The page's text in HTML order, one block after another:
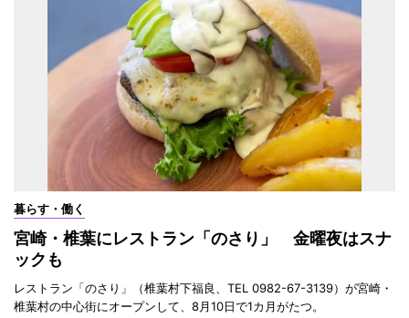
暮らす・働く
宮崎・椎葉にレストラン「のさり」 金曜夜はスナ
ックも
レストラン「のさり」（椎葉村下福良、TEL 0982-67-3139）が宮崎・
椎葉村の中心街にオープンして、8月10日で1カ月がたつ。